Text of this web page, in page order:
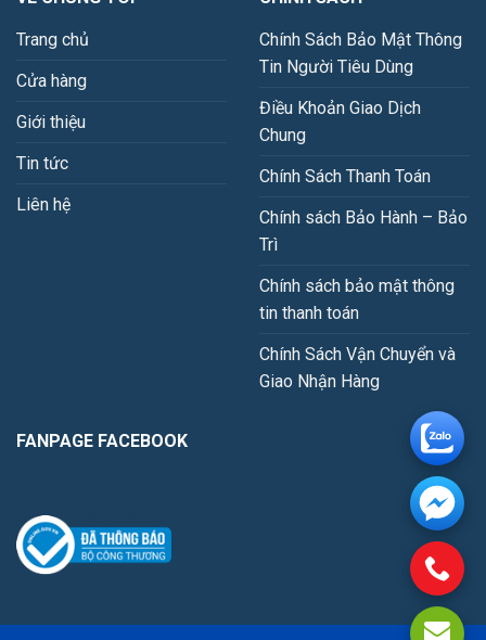
Trang chủ
Cửa hàng
Giới thiệu
Tin tức
Liên hệ
Chính Sách Bảo Mật Thông
Tin Người Tiêu Dùng
Điều Khoản Giao Dịch
Chung
Chính Sách Thanh Toán
Chính sách Bảo Hành – Bảo
Trì
Chính sách bảo mật thông
tin thanh toán
Chính Sách Vận Chuyển và
Giao Nhận Hàng
FANPAGE FACEBOOK